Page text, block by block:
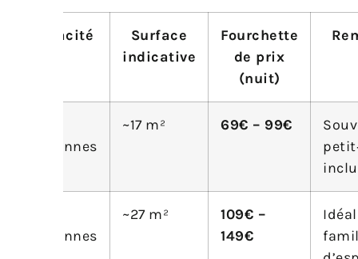
Capacité
Surface
indicative
Fourchette
de prix
(nuit)
personnes
~17 m² 69€ – 99€
personnes
~27 m²
109€ –
149€